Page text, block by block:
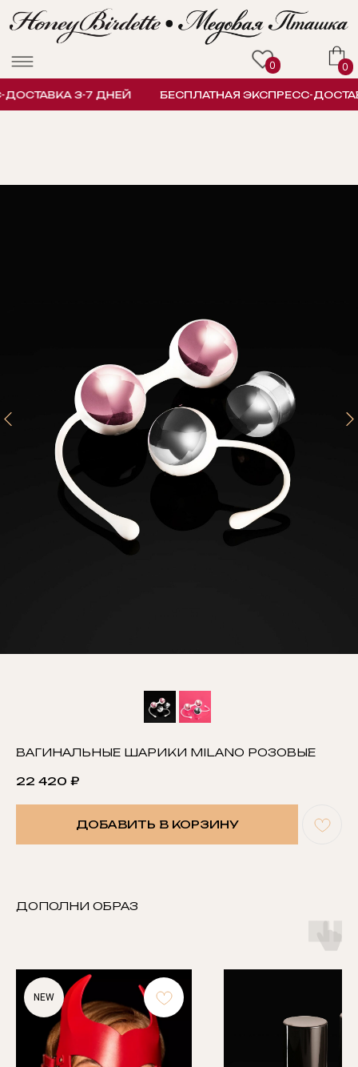
3-7 ДНЕЙ БЕСПЛАТНАЯ ЭКСПРЕСС-
ВАГИНАЛЬНЫЕ ШАРИКИ MILANO РОЗОВЫЕ
22 420 ₽
ДОБАВИТЬ В КОРЗИНУ
ДОПОЛНИ ОБРАЗ
NEW